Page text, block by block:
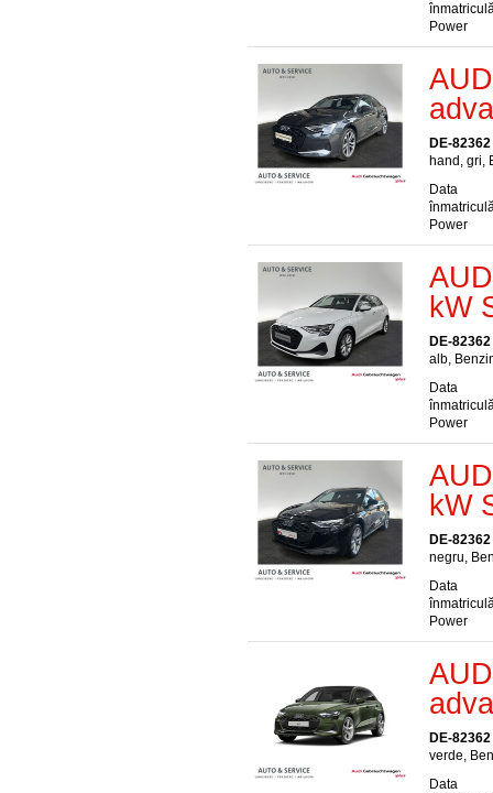
Power
DE-
hand, gri,
Data
Power
kW
DE-
alb,
Data
Power
kW
DE-
negru,
Data
Power
DE-
verde,
Data